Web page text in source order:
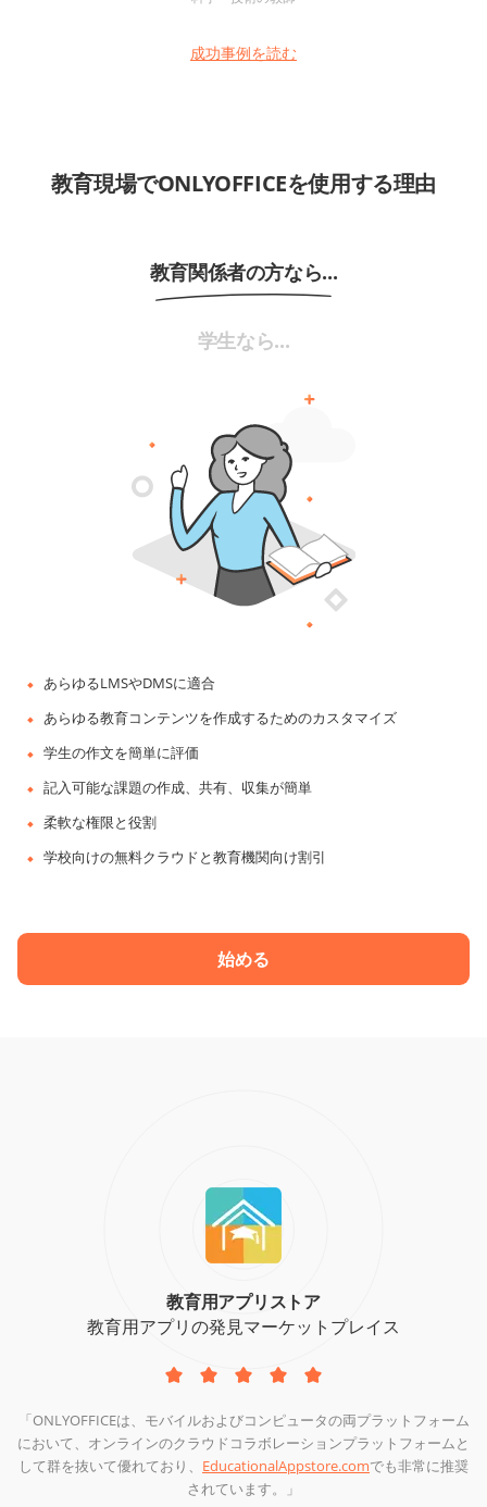
成功事例を読む
教育現場でONLYOFFICEを使用する理由
教育関係者の方なら...
学生なら...
あらゆるLMSやDMSに適合
あらゆる教育コンテンツを作成するためのカスタマイズ
学生の作文を簡単に評価
記入可能な課題の作成、共有、収集が簡単
柔軟な権限と役割
学校向けの無料クラウドと教育機関向け割引
始める
教育用アプリストア
教育用アプリの発見マーケットプレイス
「ONLYOFFICEは、モバイルおよびコンピュータの両プラットフォーム
において、オンラインのクラウドコラボレーションプラットフォームと
して群を抜いて優れており、 EducationalAppstore.comでも非常に推奨
されています。」